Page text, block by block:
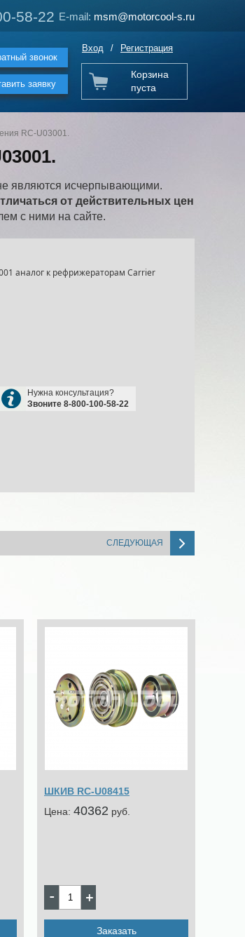
58-22 E-mail: msm@motorcool-s.ru
звонок
заявку
58-22 E-mail: msm@motorcool-s.ru
Вход / Регистрация
Корзина
пуста
RC-U03001.
являются исчерпывающими.
от действительных цен
с ними на сайте.
аналог к рефрижераторам Carrier
Нужна консультация?
Звоните 8-800-100-58-22
СЛЕДУЮЩАЯ
ШКИВ RC-U08415
Цена: 40362 pуб.
Заказать